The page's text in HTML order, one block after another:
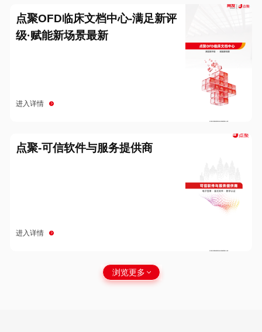
点聚OFD临床文档中心-满足新评
级·赋能新场景最新
进入详情
点聚-可信软件与服务提供商
进入详情
浏览更多